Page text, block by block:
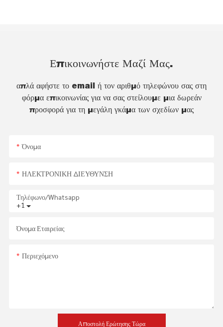
Επικοινωνήστε Μαζί Μας.
απλά αφήστε το email ή τον αριθμό τηλεφώνου σας στη
φόρμα επικοινωνίας για να σας στείλουμε μια δωρεάν
προσφορά για τη μεγάλη γκάμα των σχεδίων μας
Όνομα
ΗΛΕΚΤΡΟΝΙΚΗ ΔΙΕΥΘΥΝΣΗ
+1
Τηλέφωνο/whatsapp
Όνομα Εταιρείας
Περιεχόμενο
Αποστολή Ερώτησης Τώρα